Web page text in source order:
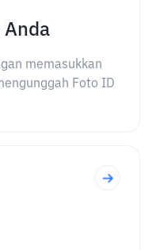
memasukkan
Foto ID